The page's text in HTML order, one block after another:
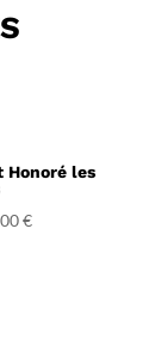
Honoré les
€